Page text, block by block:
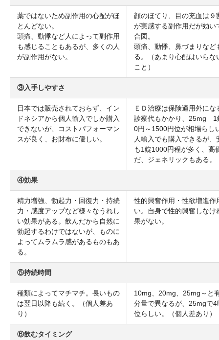
薬ではないため副作用の心配がほ
とんどない。
頭痛、動悸など人によって副作用
も感じることもあるが、多くの人
が副作用がない。
顔のほてり、目の充血は９
が実感する副作用だが効い
合図。
頭痛、動悸、鼻づまりなど
る。（あまり心配はいらな
こと）
③入手しやすさ
日本では販売されておらず、イン
ドネシアから個人輸入でしか購入
できないが、コストパフォーマン
スが良く、お財布に優しい。
ＥＤ治療は保険適用外にな
診察代もかかり、25mg 1
0円～1500円位が相場らし
人輸入でも購入できるが、
も1錠1000円程が多く、高
だ、ジェネリックもある。
④効果
精力増強、勃起力・回復力・持続
力・感度アップなど様々なうれし
い効果がある。飲んだから自然に
勃起するわけではないが、ものに
よってムラムラ感があるものもあ
る。
性的興奮作用・性欲増進作
い。自身で性的興奮しなけ
果がない。
⑤持続時間
種類によってマチマチ。長いもの
は翌日以降も続く。（個人差あ
り）
10mg、20mg、25mg～と
分量で異なるが、25mgで4
位らしい。（個人差あり）
⑥飲むタイミング